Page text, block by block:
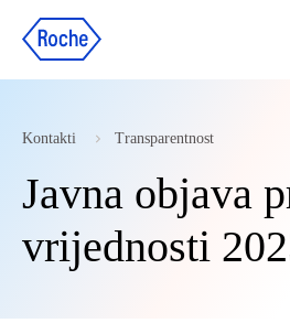
Kontakti Transparentnost
Javna objava
vrijednosti